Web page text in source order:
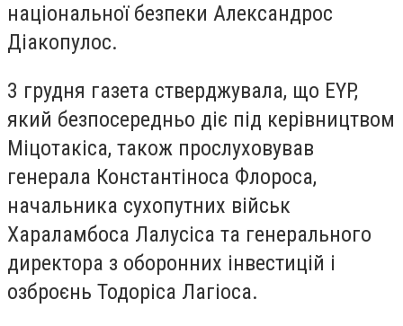
національної безпеки Александрос
Діакопулос.
3 грудня газета стверджувала, що EYP,
який безпосередньо діє під керівництвом
Міцотакіса, також прослуховував
генерала Константіноса Флороса,
начальника сухопутних військ
Хараламбоса Лалусіса та генерального
директора з оборонних інвестицій і
озброєнь Тодоріса Лагіоса.